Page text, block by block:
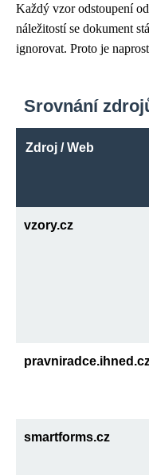
Každý vzor odstoupení
náležitostí se dokument
ignorovat. Proto je
Srovnání
Zdroj / Web
vzory.cz
smartforms.cz